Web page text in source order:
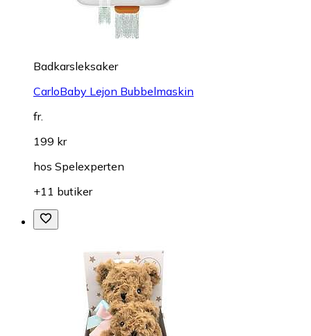
Badkarsleksaker
CarloBaby Lejon Bubbelmaskin
fr.
199 kr
hos Spelexperten
+11 butiker